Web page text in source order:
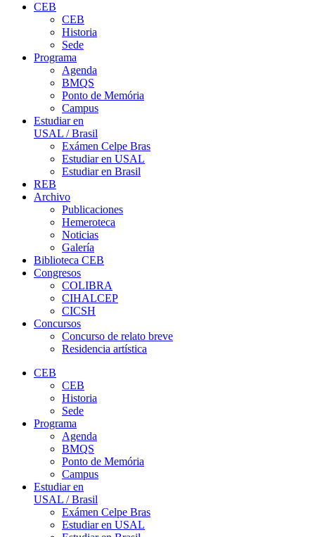
CEB
CEB
Historia
Sede
Programa
Agenda
BMQS
Ponto de Memória
Campus
Estudiar en
USAL / Brasil
Exámen Celpe Bras
Estudiar en USAL
Estudiar en Brasil
REB
Archivo
Publicaciones
Hemeroteca
Noticias
Galería
Biblioteca CEB
Congresos
COLIBRA
CIHALCEP
CICSH
Concursos
Concurso de relato breve
Residencia artística
CEB
CEB
Historia
Sede
Programa
Agenda
BMQS
Ponto de Memória
Campus
Estudiar en
USAL / Brasil
Exámen Celpe Bras
Estudiar en USAL